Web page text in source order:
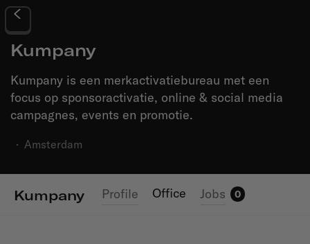
Kumpany
Kumpany is een merkactivatiebureau met een
focus op sponsoractivatie, online & social media
campagnes, events en promotie.
· Amsterdam
Kumpany Profile Office Jobs 0